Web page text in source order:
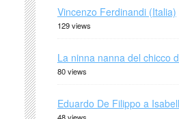
Vincenzo Ferdinandi (Italia)
129 views
La ninna nanna del chicco
80 views
Eduardo De Filippo a
48 views